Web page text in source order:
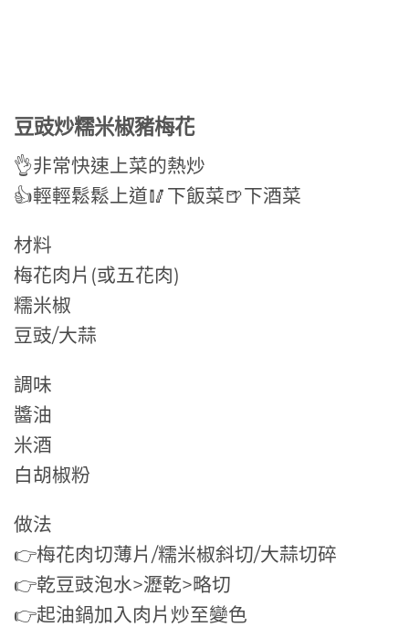
豆豉炒糯米椒豬梅花
👌非常快速上菜的熱炒
👍輕輕鬆鬆上道🥢下飯菜🍺下酒菜
材料
梅花肉片(或五花肉)
糯米椒
豆豉/大蒜
調味
醬油
米酒
白胡椒粉
做法
👉梅花肉切薄片/糯米椒斜切/大蒜切碎
👉乾豆豉泡水>瀝乾>略切
👉起油鍋加入肉片炒至變色